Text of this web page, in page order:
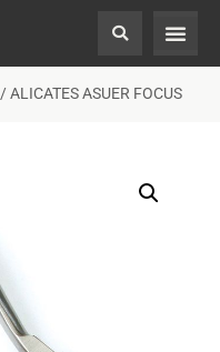
/ ALICATES ASUER FOCUS